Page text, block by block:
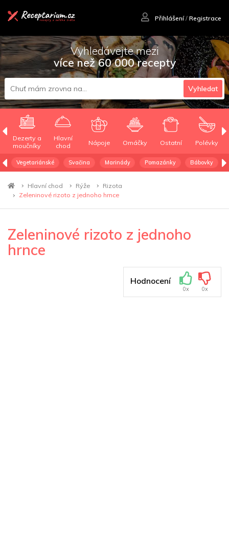
Přihlášení/ Registrace
Vyhledávejte mezi
více než 60 000 recepty
Vyhledat
Dezerty a
moučníky
Hlavní
chod
Nápoje Omáčky Ostatní Polévky
Vegetariánské Svačina Marinády Pomazánky Bábovky
Hlavní chod Rýže
Rizota
Zeleninové rizoto z jednoho hrnce
Zeleninové rizoto z jednoho
hrnce
Hodnocení
0x 0x